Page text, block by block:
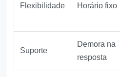
Flexibilidade Horário fixo
Suporte
Demora na
resposta